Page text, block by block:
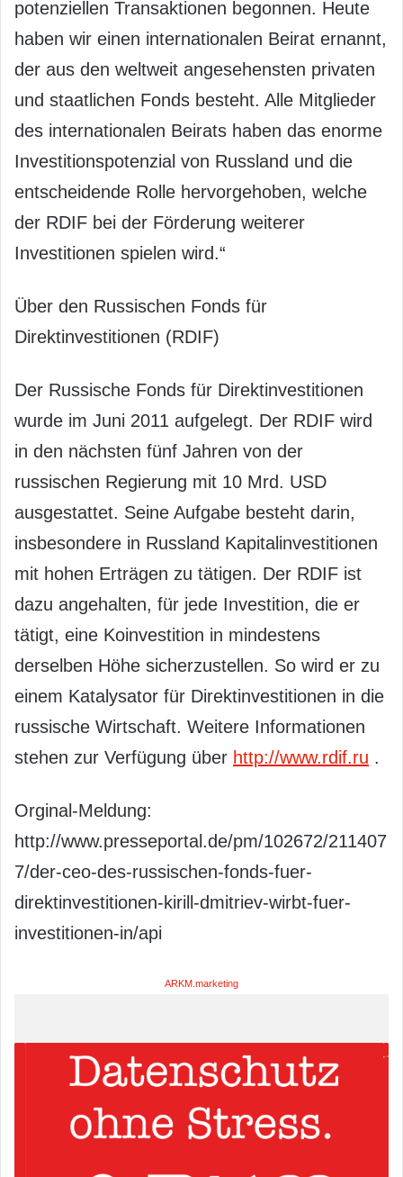
potenziellen Transaktionen begonnen. Heute
haben wir einen internationalen Beirat ernannt,
der aus den weltweit angesehensten privaten
und staatlichen Fonds besteht. Alle Mitglieder
des internationalen Beirats haben das enorme
Investitionspotenzial von Russland und die
entscheidende Rolle hervorgehoben, welche
der RDIF bei der Förderung weiterer
Investitionen spielen wird.“
Über den Russischen Fonds für
Direktinvestitionen (RDIF)
Der Russische Fonds für Direktinvestitionen
wurde im Juni 2011 aufgelegt. Der RDIF wird
in den nächsten fünf Jahren von der
russischen Regierung mit 10 Mrd. USD
ausgestattet. Seine Aufgabe besteht darin,
insbesondere in Russland Kapitalinvestitionen
mit hohen Erträgen zu tätigen. Der RDIF ist
dazu angehalten, für jede Investition, die er
tätigt, eine Koinvestition in mindestens
derselben Höhe sicherzustellen. So wird er zu
einem Katalysator für Direktinvestitionen in die
russische Wirtschaft. Weitere Informationen
stehen zur Verfügung über http://www.rdif.ru .
Orginal-Meldung:
http://www.presseportal.de/pm/102672/211407
7/der-ceo-des-russischen-fonds-fuer-
direktinvestitionen-kirill-dmitriev-wirbt-fuer-
investitionen-in/api
ARKM.marketing